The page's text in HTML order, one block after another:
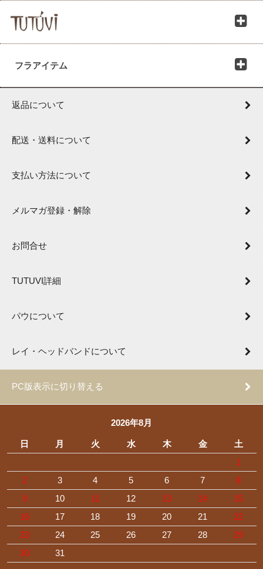
フラアイテム
返品について
配送・送料について
支払い方法について
メルマガ登録・解除
お問合せ
TUTUVI詳細
パウについて
レイ・ヘッドバンドについて
PC版表示に切り替える
2026年8月
日 月 火 水 木 金
土
1
2
3 4 5 6 7
8
9
10 11 12 13 14
15
16
17 18 19 20 21
22
23
24 25 26 27 28
29
30
31